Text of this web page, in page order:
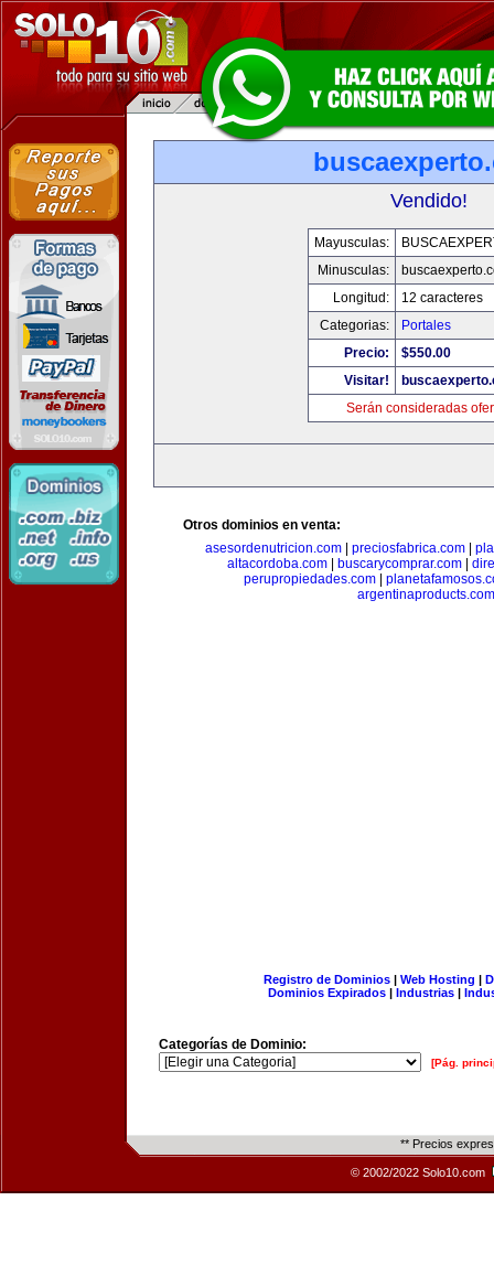
Vendido!
Mayusculas:
Minusculas:
Longitud:
12 caracteres
Categorias:
Portales
Precio:
$550.00
Visitar!
Serán consideradas
Otros dominios en venta:
asesordenutricion.com
preciosfabrica.com
altacordoba.com
buscarycomprar.com
perupropiedades.com
argentinaproducts.com
Registro de Dominios| Web Hosting |
Dominios Expirados | Industrias |
Categorías de Dominio:
[Pág.
** Precios
© 2002/2022 Solo10.com